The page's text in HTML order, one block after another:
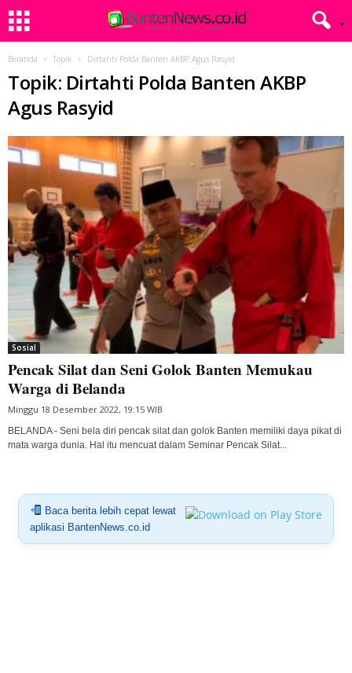
Beranda Topik Dirtahti Polda Banten AKBP Agus Rasyid
Topik: Dirtahti Polda Banten AKBP
Agus Rasyid
Sosial
Pencak Silat dan Seni Golok Banten Memukau
Warga di Belanda
Minggu 18 Desember 2022, 19:15 WIB
BELANDA - Seni bela diri pencak silat dan golok Banten memiliki daya pikat di
mata warga dunia. Hal itu mencuat dalam Seminar Pencak Silat...
Baca berita lebih cepat lewat
aplikasi BantenNews.co.id